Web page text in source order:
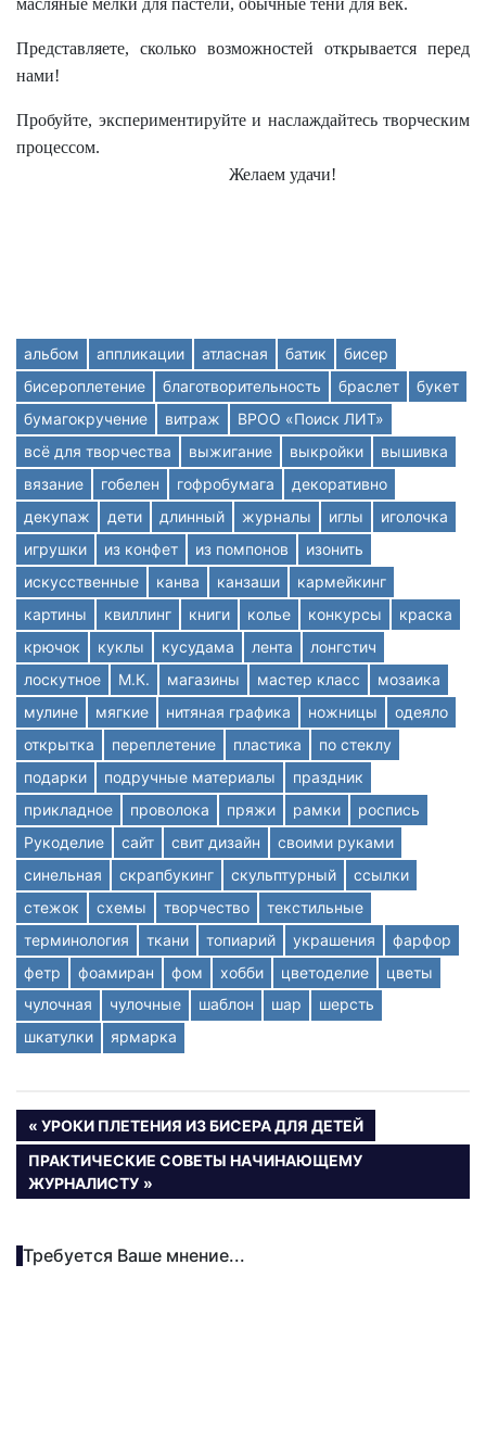
масляные мелки для пастели, обычные тени для век.
Представляете, сколько возможностей открывается перед
нами!
Пробуйте, экспериментируйте и наслаждайтесь творческим
процессом.
Желаем удачи!
альбом аппликации атласная батик
бисер
бисероплетение
благотворительность браслет
букет
бумагокручение
витраж
ВРОО «Поиск ЛИТ»
всё для творчества
выжигание выкройки
вышивка
вязание
гобелен гофробумага
декоративно
декупаж
дети длинный журналы иглы
иголочка
игрушки
из конфет из помпонов
изонить
искусственные
канва канзаши
кармейкинг
картины
квиллинг книги колье конкурсы
краска
крючок
куклы кусудама лента
лонгстич
лоскутное
М.К. магазины мастер класс
мозаика
мулине
мягкие нитяная графика ножницы
одеяло
открытка
переплетение пластика
по стеклу
подарки
подручные материалы
праздник
прикладное
проволока пряжи рамки
роспись
Рукоделие
сайт свит дизайн
своими руками
синельная
скрапбукинг скульптурный
ссылки
стежок
схемы творчество
текстильные
терминология
ткани топиарий украшения
фарфор
фетр
фоамиран фом хобби цветоделие
цветы
чулочная
чулочные шаблон шар
шерсть
шкатулки
ярмарка
Навигация
по
записям
ПРЕДЫДУЩАЯ
ЗАПИСЬ:
УРОКИ ПЛЕТЕНИЯ ИЗ БИСЕРА ДЛЯ ДЕТЕЙ
СЛЕДУЮЩАЯ
ЗАПИСЬ:
ПРАКТИЧЕСКИЕ СОВЕТЫ НАЧИНАЮЩЕМУ
ЖУРНАЛИСТУ
Требуется Ваше мнение...